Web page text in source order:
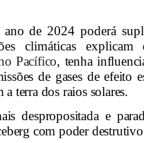
de 2024 poderá
climáticas explicam
Pacífico, tenha
de gases de efeito
terra dos raios solares.
despropositada e
com poder